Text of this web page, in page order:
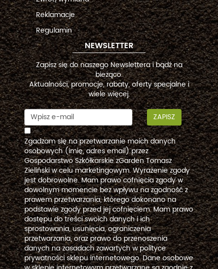
Reklamacje
Regulamin
NEWSLETTER
Zapisz się do naszego Newslettera i bądź na
bieżąco.
Aktualności, promocje, rabaty, oferty specjalne i
wiele więcej.
ZAPISZ
Zgadzam się na przetwarzanie moich danych
osobowych (imię, adres email) przez
Gospodarstwo Szkółkarskie zGarden Tomasz
Zieliński w celu marketingowym. Wyrażenie zgody
jest dobrowolne. Mam prawo cofnięcia zgody w
dowolnym momencie bez wpływu na zgodność z
prawem przetwarzania, którego dokonano na
podstawie zgody przed jej cofnięciem. Mam prawo
dostępu do treści swoich danych i ich
sprostowania, usunięcia, ograniczenia
przetwarzania, oraz prawo do przenoszenia
danych na zasadach zawartych w polityce
prywatności sklepu internetowego. Dane osobowe